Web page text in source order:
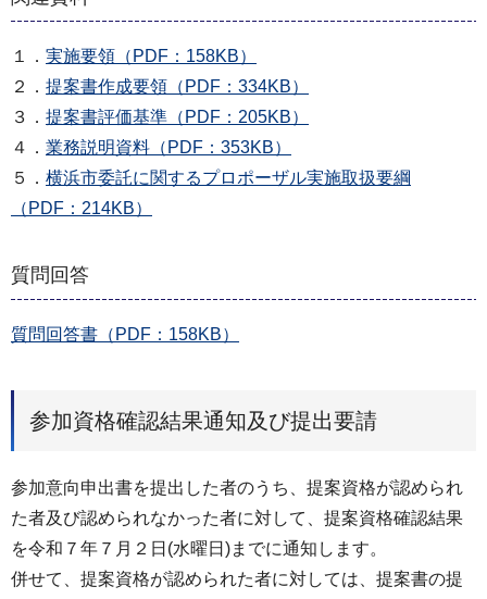
１． 実施要領（PDF：158KB）
２． 提案書作成要領（PDF：334KB）
３． 提案書評価基準（PDF：205KB）
４． 業務説明資料（PDF：353KB）
５． 横浜市委託に関するプロポーザル実施取扱要綱
（PDF：214KB）
質問回答
質問回答書（PDF：158KB）
参加資格確認結果通知及び提出要請
参加意向申出書を提出した者のうち、提案資格が認められ
た者及び認められなかった者に対して、提案資格確認結果
を令和７年７⽉２⽇(水曜⽇)までに通知します。
併せて、提案資格が認められた者に対しては、提案書の提